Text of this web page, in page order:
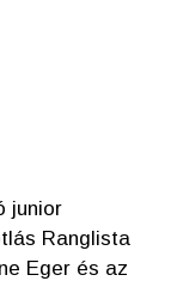
junior
Ranglista
Eger és az